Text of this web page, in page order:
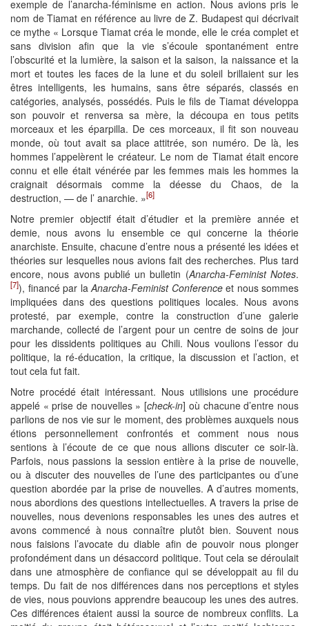
exemple de l’anarcha-féminisme en action. Nous avions pris le
nom de Tiamat en référence au livre de Z. Budapest qui décrivait
ce mythe « Lorsque Tiamat créa le monde, elle le créa complet et
sans division afin que la vie s’écoule spontanément entre
l’obscurité et la lumière, la saison et la saison, la naissance et la
mort et toutes les faces de la lune et du soleil brillaient sur les
êtres intelligents, les humains, sans être séparés, classés en
catégories, analysés, possédés. Puis le fils de Tiamat développa
son pouvoir et renversa sa mère, la découpa en tous petits
morceaux et les éparpilla. De ces morceaux, il fit son nouveau
monde, où tout avait sa place attitrée, son numéro. De là, les
hommes l’appelèrent le créateur. Le nom de Tiamat était encore
connu et elle était vénérée par les femmes mais les hommes la
craignait désormais comme la déesse du Chaos, de la
destruction, — de l’ anarchie. »[6]
Notre premier objectif était d’étudier et la première année et
demie, nous avons lu ensemble ce qui concerne la théorie
anarchiste. Ensuite, chacune d’entre nous a présenté les idées et
théories sur lesquelles nous avions fait des recherches. Plus tard
encore, nous avons publié un bulletin (Anarcha-Feminist Notes.
[7]), financé par la Anarcha-Feminist Conferenceet nous sommes
impliquées dans des questions politiques locales. Nous avons
protesté, par exemple, contre la construction d’une galerie
marchande, collecté de l’argent pour un centre de soins de jour
pour les dissidents politiques au Chili. Nous voulions l’essor du
politique, la ré-éducation, la critique, la discussion et l’action, et
tout cela fut fait.
Notre procédé était intéressant. Nous utilisions une procédure
appelé « prise de nouvelles » [check-in] où chacune d’entre nous
parlions de nos vie sur le moment, des problèmes auxquels nous
étions personnellement confrontés et comment nous nous
sentions à l’écoute de ce que nous allions discuter ce soir-là.
Parfois, nous passions la session entière à la prise de nouvelle,
ou à discuter des nouvelles de l’une des participantes ou d’une
question abordée par la prise de nouvelles. A d’autres moments,
nous abordions des questions intellectuelles. A travers la prise de
nouvelles, nous devenions responsables les unes des autres et
avons commencé à nous connaître plutôt bien. Souvent nous
nous faisions l’avocate du diable afin de pouvoir nous plonger
profondément dans un désaccord politique. Tout cela se déroulait
dans une atmosphère de confiance qui se développait au fil du
temps. Du fait de nos différences dans nos perceptions et styles
de vies, nous pouvions apprendre beaucoup les unes des autres.
Ces différences étaient aussi la source de nombreux conflits. La